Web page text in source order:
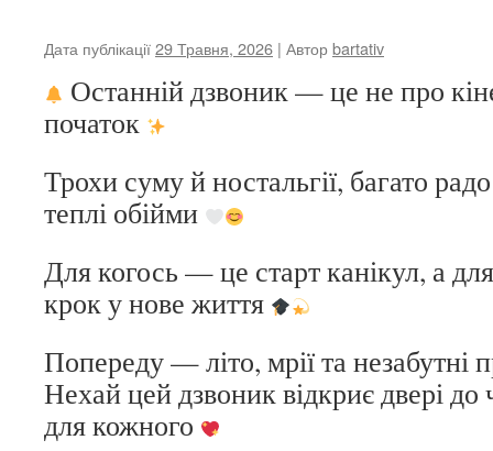
Дата публікації29 Травня, 2026 | Авторbartativ
Останній дзвоник — це не про
початок
Трохи суму й ностальгії, багато
теплі обійми
Для когось — це старт канікул, а
крок у нове життя
Попереду — літо, мрії та незабутні
Нехай цей дзвоник відкриє двері до
для кожного